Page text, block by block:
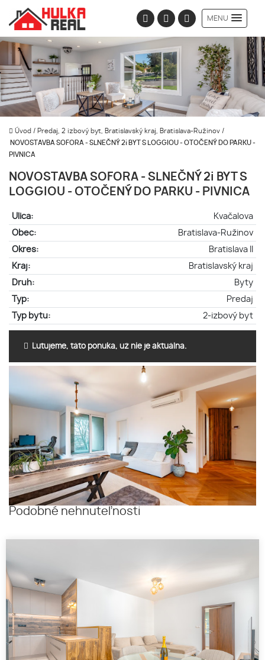
MENU
Úvod / Predaj, 2 izbový byt, Bratislavský kraj, Bratislava-Ružinov /
NOVOSTAVBA SOFORA - SLNEČNÝ 2i BYT S LOGGIOU - OTOČENÝ DO PARKU -
PIVNICA
NOVOSTAVBA SOFORA - SLNEČNÝ 2i BYT S
LOGGIOU - OTOČENÝ DO PARKU - PIVNICA
Ulica:
Kvačalova
Obec:
Bratislava-Ružinov
Okres:
Bratislava II
Kraj:
Bratislavský kraj
Druh:
Byty
Typ:
Predaj
Typ bytu:
2-izbový byt
Ľutujeme, táto ponuka, už nie je aktuálna.
Podobné nehnuteľnosti